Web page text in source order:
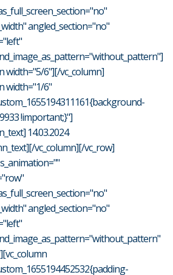
angled_section="no"
width="5/6"][/vc_column]
width="1/6"
!important;}"]
14.03.2024
vc_column][/vc_row]
angled_section="no"